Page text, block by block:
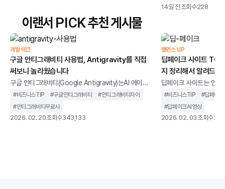
심의 경직된 채용 방식에서 벗어나, 필요한 시점에 적재
적소의 인재를 투입하는 '긱 이코노미(Gig
Economy)'가 글로벌 비즈니스의 새로운 표준으로 자
리 잡았기 때문이다.그러나 현장의 기업 담당자들은 여
전히 "개발 외주는 복불복"이라며 하소연한다. 경력이
검증되지 않은 인력을 고용하거나 프로젝트 목표가 모
기업들의 AI 프로젝트
계에서는 이제 AI 도입
검증된 AI 전문 인력 확
우수한 AI 인재를 제때
이 지연되거나 품질이
14일 전조회수228
이랜서 PICK 추천 게시물
개발 테크
구글 안티그래비티 사용법, Antigravity를 직접
써보니 놀라웠습니다
구글 안티그래비티(Google Antigravity)는AI 에이전
트를 중심으로 설계된 통합 개발 환경을 말합니다. 단순
히 코드 자동완성을 제공하는 도구가 아니라,개발 작업
을 계획하고 실행까지 이어가는 구조를 지향합니다.기
#비즈니스TIP #구글안티그래비티 #안티그래비티차이
#안티그래비티무료사
2026. 02. 20조회수343,133
밸런스 UP
딥페이크 사이트
지 정리해서 알려드립
딥페이크 사이트는 인
굴이나 음성을 합성하
생성할 수 있는 웹 기반
니다.과거에는 전문 장
#비즈니스TIP #딥페이
#딥페이크AI영상
2026. 02. 03조회수